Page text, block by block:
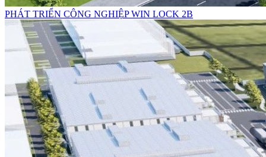
PHÁT TRIỂN CÔNG NGHIỆP WIN LOCK 2B